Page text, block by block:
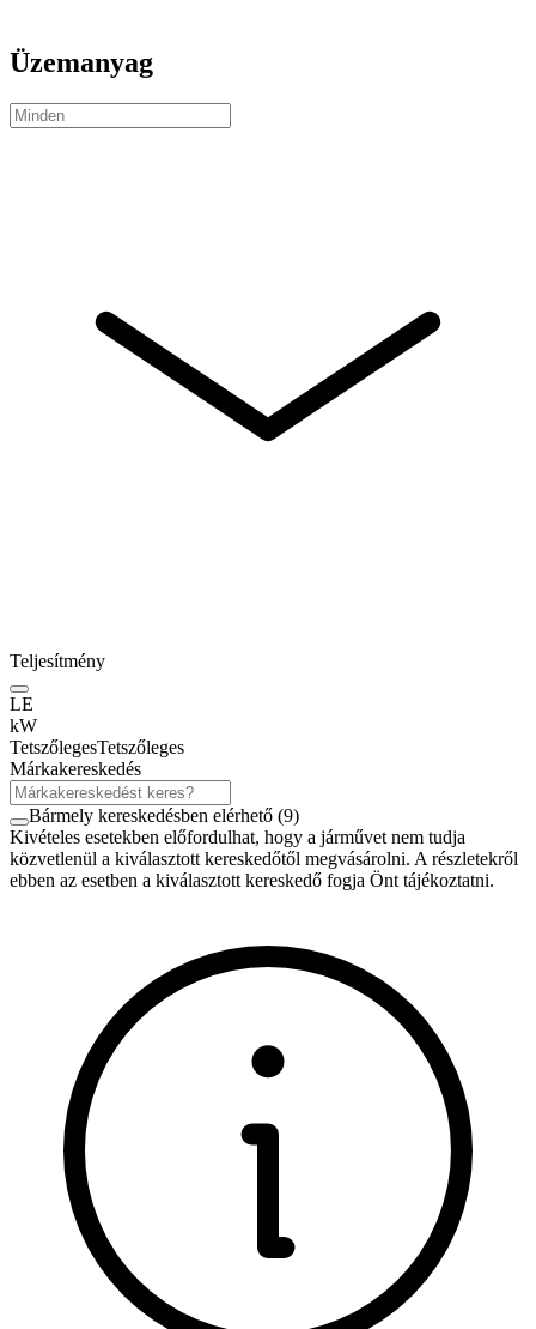
Üzemanyag
Teljesítmény
LE
kW
TetszőlegesTetszőleges
Márkakereskedés
Bármely kereskedésben elérhető (9)
Kivételes esetekben előfordulhat, hogy a járművet nem tudja
közvetlenül a kiválasztott kereskedőtől megvásárolni. A részletekről
ebben az esetben a kiválasztott kereskedő fogja Önt tájékoztatni.